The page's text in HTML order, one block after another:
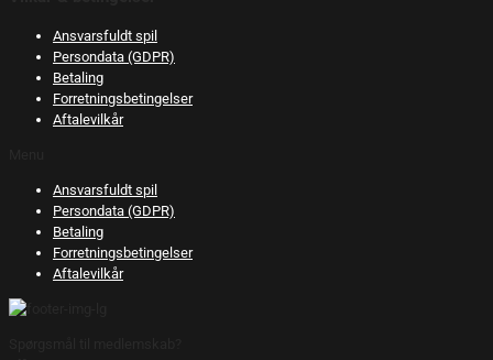
Ansvarsfuldt spil
Persondata (GDPR)
Betaling
Forretningsbetingelser
Aftalevilkår
Ansvarsfuldt spil
Persondata (GDPR)
Betaling
Forretningsbetingelser
Aftalevilkår